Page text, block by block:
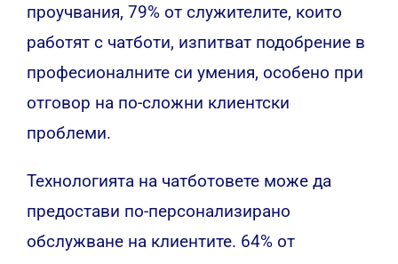
проучвания, 79% от служителите, които
работят с чатботи, изпитват подобрение в
професионалните си умения, особено при
отговор на по-сложни клиентски
проблеми.
Технологията на чатботовете може да
предостави по-персонализирано
обслужване на клиентите. 64% от